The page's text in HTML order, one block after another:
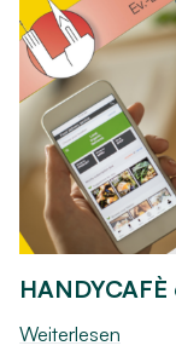
Weiterlesen